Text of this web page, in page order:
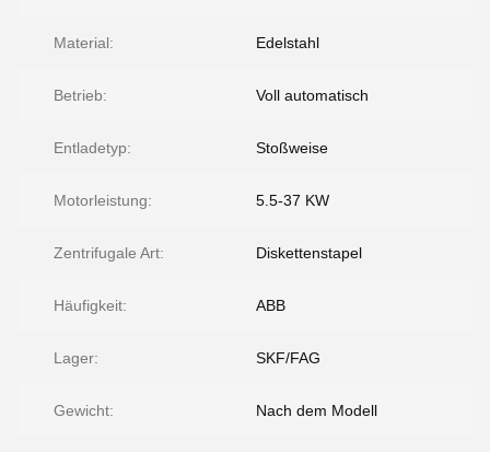
Material: Edelstahl
Betrieb: Voll automatisch
Entladetyp: Stoßweise
Motorleistung: 5.5-37 KW
Zentrifugale Art: Diskettenstapel
Häufigkeit: ABB
Lager: SKF/FAG
Gewicht: Nach dem Modell